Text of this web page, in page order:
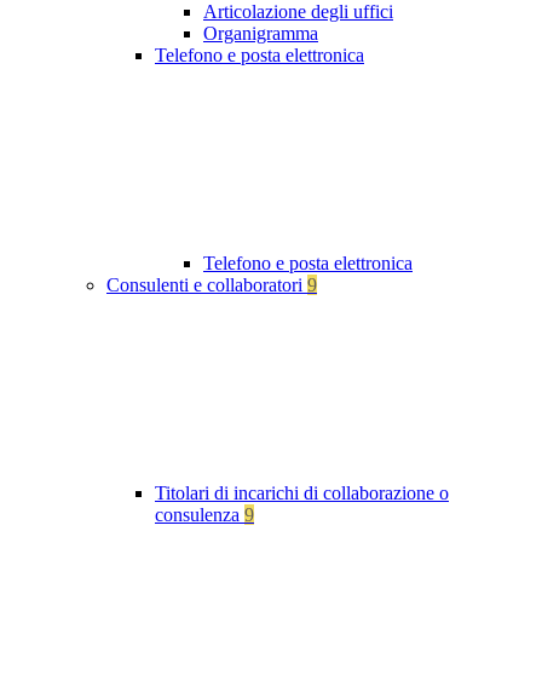
Articolazione degli uffici
Organigramma
Telefono e posta elettronica
Telefono e posta elettronica
Consulenti e collaboratori 9
Titolari di incarichi di collaborazione o
consulenza 9